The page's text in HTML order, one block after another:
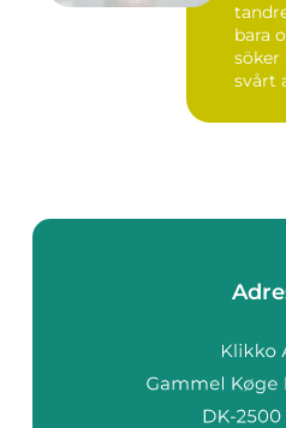
bara
söker
svårt